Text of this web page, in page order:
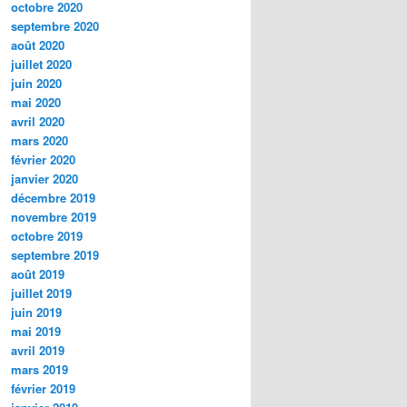
octobre 2020
septembre 2020
août 2020
juillet 2020
juin 2020
mai 2020
avril 2020
mars 2020
février 2020
janvier 2020
décembre 2019
novembre 2019
octobre 2019
septembre 2019
août 2019
juillet 2019
juin 2019
mai 2019
avril 2019
mars 2019
février 2019